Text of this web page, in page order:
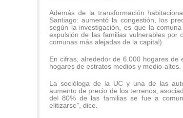
Además de la transformación
Santiago: aumentó la congestión, los
según la investigación, es que la
expulsión de las familias vulnerables
comunas más alejadas de la capital).
En cifras, alrededor de 6.000 hogares de
hogares de estratos medios y medio-altos.
La socióloga de la UC y una de las
aumento de precio de los terrenos,
del 80% de las familias se fue a
elitizarse”, dice.